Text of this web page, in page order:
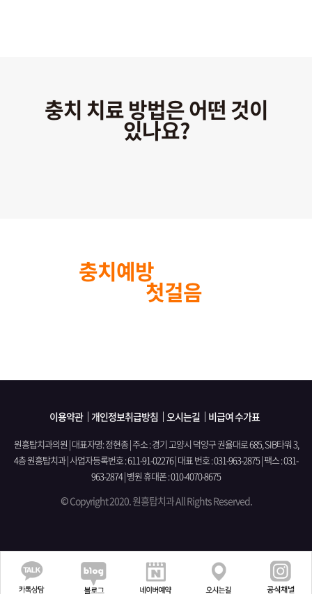
충치 치료 방법은 어떤 것이
있나요?
충치예방
치아를 위한첫걸음입니다!
이용약관 개인정보취급방침 오시는길 비급여 수가표
원흥탑치과의원 | 대표자명: 정현종 | 주소 : 경기 고양시 덕양구 권율대로 685, SIB타워 3,
4층 원흥탑치과|사업자등록번호 : 611-91-02276 | 대표 번호 : 031-963-2875 | 팩스 : 031-
963-2874 | 병원 휴대폰 : 010-4070-8675
© Copyright 2020. 원흥탑치과 All Rights Reserved.